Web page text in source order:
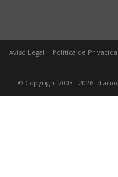
Aviso Legal Política de
© Copyright 2003 - 2026.